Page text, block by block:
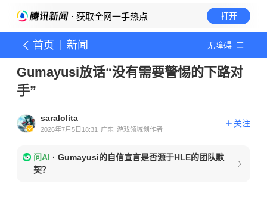
· 获取全网一手热点 打开
首页 新闻 无障碍
Gumayusi放话“没有需要警惕的下路对
手”
saralolita
2026年7月5日18:31 广东 游戏领域创作者
关注
问AI · Gumayusi的自信宣言是否源于HLE的团队默
契？